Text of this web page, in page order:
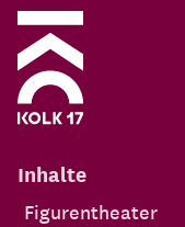
Inhalte
Figurentheater